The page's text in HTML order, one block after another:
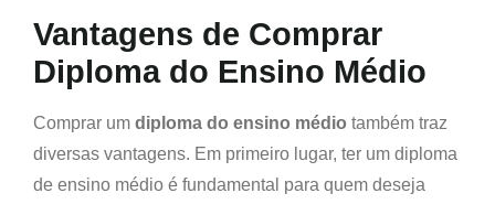
Vantagens de Comprar
Diploma do Ensino Médio
Comprar um diploma do ensino médio também traz
diversas vantagens. Em primeiro lugar, ter um diploma
de ensino médio é fundamental para quem deseja